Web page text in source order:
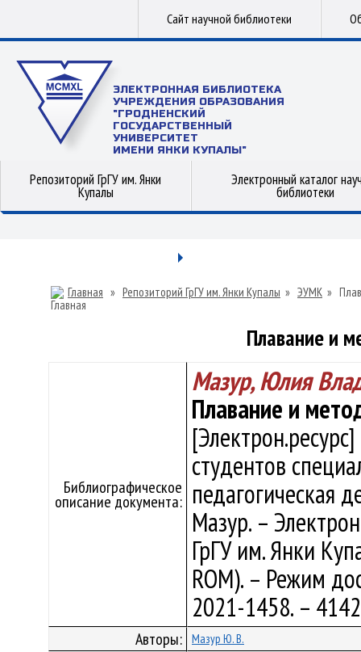
Сайт научной библиотеки
ЭЛЕКТРОННАЯ БИБЛИОТЕКА
УЧРЕЖДЕНИЯ ОБРАЗОВАНИЯ
"ГРОДНЕНСКИЙ
ГОСУДАРСТВЕННЫЙ
УНИВЕРСИТЕТ
ИМЕНИ ЯНКИ КУПАЛЫ"
Репозиторий ГрГУ им. Янки
Купалы
Электронный каталог
библиотеки
Главная » Репозиторий ГрГУ им. Янки Купалы » ЭУМК »
Плавание и
Библиографическое
описание документа:
Мазур, Юлия
Плавание и
студентов
педагогическая
Мазур. –
ГрГУ им. Янки
ROM). – Режим
2021-1458. –
Авторы: Мазур Ю. В.